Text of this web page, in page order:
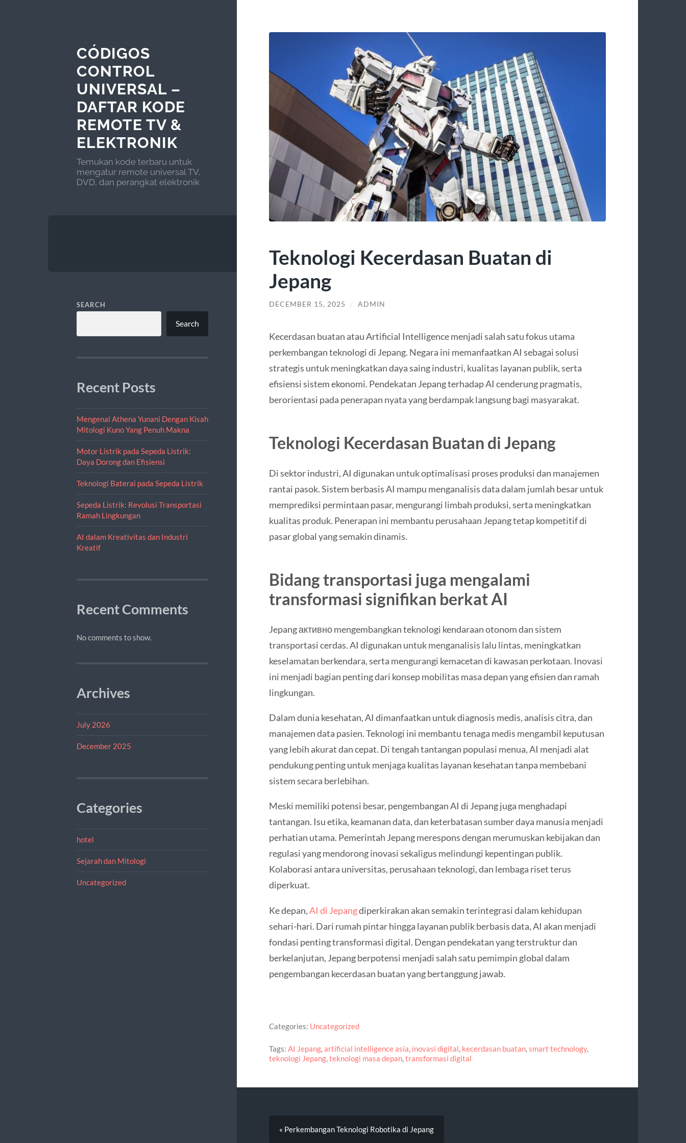
CÓDIGOS
CONTROL
UNIVERSAL –
DAFTAR KODE
REMOTE TV &
ELEKTRONIK
Temukan kode terbaru untuk
mengatur remote universal TV,
DVD, dan perangkat elektronik
SEARCH
Search
Recent Posts
Mengenal Athena Yunani Dengan Kisah
Mitologi Kuno Yang Penuh Makna
Motor Listrik pada Sepeda Listrik:
Daya Dorong dan Efisiensi
Teknologi Baterai pada Sepeda Listrik
Sepeda Listrik: Revolusi Transportasi
Ramah Lingkungan
AI dalam Kreativitas dan Industri
Kreatif
Recent Comments
No comments to show.
Archives
July 2026
December 2025
Categories
hotel
Sejarah dan Mitologi
Uncategorized
Teknologi Kecerdasan Buatan di
Jepang
DECEMBER 15, 2025 / ADMIN
Kecerdasan buatan atau Artificial Intelligence menjadi salah satu fokus utama
perkembangan teknologi di Jepang. Negara ini memanfaatkan AI sebagai solusi
strategis untuk meningkatkan daya saing industri, kualitas layanan publik, serta
efisiensi sistem ekonomi. Pendekatan Jepang terhadap AI cenderung pragmatis,
berorientasi pada penerapan nyata yang berdampak langsung bagi masyarakat.
Teknologi Kecerdasan Buatan di Jepang
Di sektor industri, AI digunakan untuk optimalisasi proses produksi dan manajemen
rantai pasok. Sistem berbasis AI mampu menganalisis data dalam jumlah besar untuk
memprediksi permintaan pasar, mengurangi limbah produksi, serta meningkatkan
kualitas produk. Penerapan ini membantu perusahaan Jepang tetap kompetitif di
pasar global yang semakin dinamis.
Bidang transportasi juga mengalami
transformasi signifikan berkat AI
Jepang активно mengembangkan teknologi kendaraan otonom dan sistem
transportasi cerdas. AI digunakan untuk menganalisis lalu lintas, meningkatkan
keselamatan berkendara, serta mengurangi kemacetan di kawasan perkotaan. Inovasi
ini menjadi bagian penting dari konsep mobilitas masa depan yang efisien dan ramah
lingkungan.
Dalam dunia kesehatan, AI dimanfaatkan untuk diagnosis medis, analisis citra, dan
manajemen data pasien. Teknologi ini membantu tenaga medis mengambil keputusan
yang lebih akurat dan cepat. Di tengah tantangan populasi menua, AI menjadi alat
pendukung penting untuk menjaga kualitas layanan kesehatan tanpa membebani
sistem secara berlebihan.
Meski memiliki potensi besar, pengembangan AI di Jepang juga menghadapi
tantangan. Isu etika, keamanan data, dan keterbatasan sumber daya manusia menjadi
perhatian utama. Pemerintah Jepang merespons dengan merumuskan kebijakan dan
regulasi yang mendorong inovasi sekaligus melindungi kepentingan publik.
Kolaborasi antara universitas, perusahaan teknologi, dan lembaga riset terus
diperkuat.
Ke depan,AI di Jepangdiperkirakan akan semakin terintegrasi dalam kehidupan
sehari-hari. Dari rumah pintar hingga layanan publik berbasis data, AI akan menjadi
fondasi penting transformasi digital. Dengan pendekatan yang terstruktur dan
berkelanjutan, Jepang berpotensi menjadi salah satu pemimpin global dalam
pengembangan kecerdasan buatan yang bertanggung jawab.
Categories: Uncategorized
Tags: AI Jepang,artificial intelligence asia, inovasi digital, kecerdasan buatan,smart technology,
teknologi Jepang,teknologi masa depan,transformasi digital
« Perkembangan Teknologi Robotika di Jepang